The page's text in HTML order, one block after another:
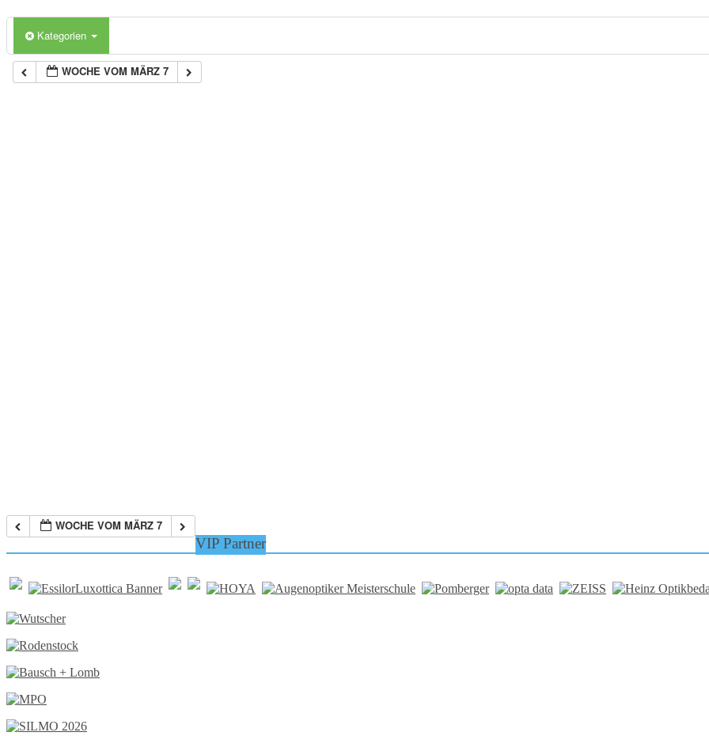
Kategorien
WOCHE VOM MÄRZ 7
WOCHE VOM MÄRZ 7
VIP Partner